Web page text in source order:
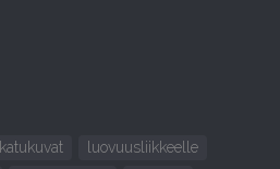
katukuvat
luovuusliikkeelle